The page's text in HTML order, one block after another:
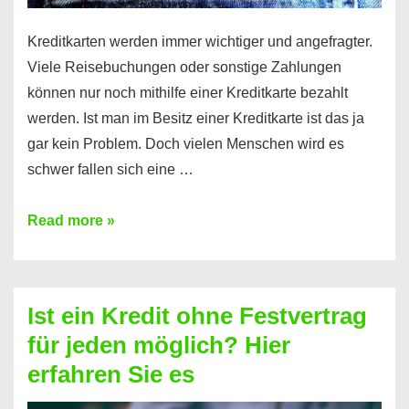
Kreditkarten werden immer wichtiger und angefragter.
Viele Reisebuchungen oder sonstige Zahlungen
können nur noch mithilfe einer Kreditkarte bezahlt
werden. Ist man im Besitz einer Kreditkarte ist das ja
gar kein Problem. Doch vielen Menschen wird es
schwer fallen sich eine …
Kreditkarte
Prepaid
ist
nicht
nur
Read more »
Ist ein Kredit ohne Festvertrag
für jeden möglich? Hier
erfahren Sie es